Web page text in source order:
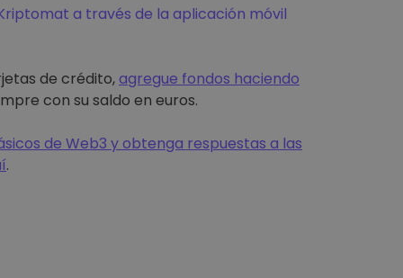
a través de la aplicación móvil
de crédito,agregue fondos haciendo
con su saldo en euros.
de Web3 y obtenga respuestas a las
.